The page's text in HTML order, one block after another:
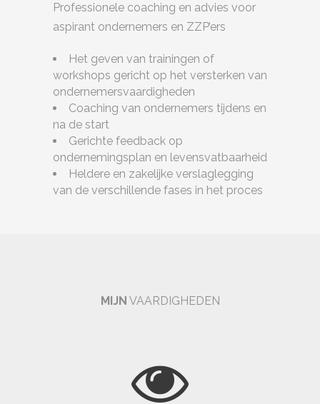
Professionele coaching en advies voor
aspirant ondernemers en ZZP’ers
Het geven van trainingen of
workshops gericht op het versterken van
ondernemersvaardigheden
Coaching van ondernemers tijdens en
na de start
Gerichte feedback op
ondernemingsplan en levensvatbaarheid
Heldere en zakelijke verslaglegging
van de verschillende fases in het proces
MIJN VAARDIGHEDEN